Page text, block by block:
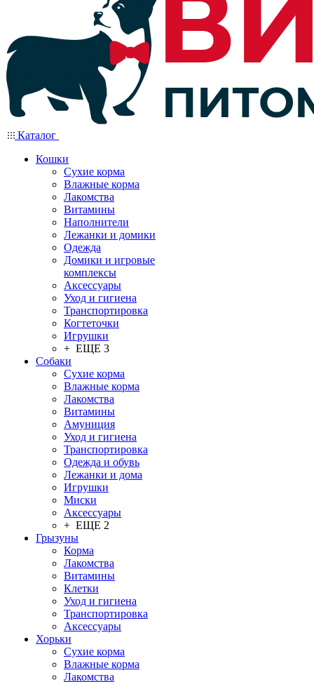
Каталог
Кошки
Сухие корма
Влажные корма
Лакомства
Витамины
Наполнители
Лежанки и домики
Одежда
Домики и игровые
комплексы
Аксессуары
Уход и гигиена
Транспортировка
Когтеточки
Игрушки
+ ЕЩЕ 3
Собаки
Сухие корма
Влажные корма
Лакомства
Витамины
Амуниция
Уход и гигиена
Транспортировка
Одежда и обувь
Лежанки и дома
Игрушки
Миски
Аксессуары
+ ЕЩЕ 2
Грызуны
Корма
Лакомства
Витамины
Клетки
Уход и гигиена
Транспортировка
Аксессуары
Хорьки
Сухие корма
Влажные корма
Лакомства